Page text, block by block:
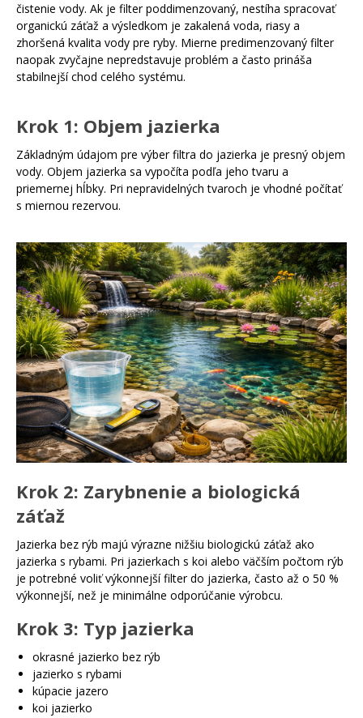
čistenie vody. Ak je filter poddimenzovaný, nestíha spracovať
organickú záťaž a výsledkom je zakalená voda, riasy a
zhoršená kvalita vody pre ryby. Mierne predimenzovaný filter
naopak zvyčajne nepredstavuje problém a často prináša
stabilnejší chod celého systému.
Krok 1: Objem jazierka
Základným údajom pre výber filtra do jazierka je presný objem
vody. Objem jazierka sa vypočíta podľa jeho tvaru a
priemernej hĺbky. Pri nepravidelných tvaroch je vhodné počítať
s miernou rezervou.
Krok 2: Zarybnenie a biologická
záťaž
Jazierka bez rýb majú výrazne nižšiu biologickú záťaž ako
jazierka s rybami. Pri jazierkach s koi alebo väčším počtom rýb
je potrebné voliť výkonnejší filter do jazierka, často až o 50 %
výkonnejší, než je minimálne odporúčanie výrobcu.
Krok 3: Typ jazierka
okrasné jazierko bez rýb
jazierko s rybami
kúpacie jazero
koi jazierko